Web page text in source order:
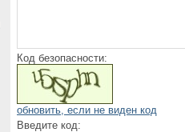
Код безопасности:
обновить, если не виден код
Введите код: